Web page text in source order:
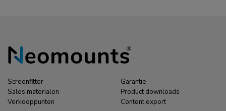
Screenfitter
Sales materialen
Verkooppunten
Garantie
Product downloads
Content export